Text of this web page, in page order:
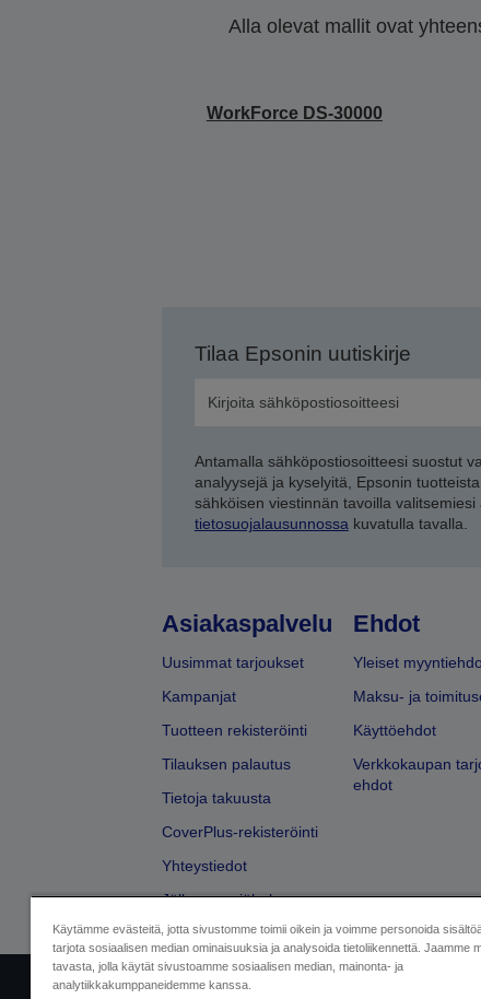
Alla olevat mallit ovat
WorkForce DS-30000
Tilaa Epsonin uutiskirje
Antamalla sähköpostiosoitteesi suostut
analyysejä ja kyselyitä, Epsonin
sähköisen viestinnän tavoilla
tietosuojalausunnossa kuvatulla tavalla.
Asiakaspalvelu
Uusimmat tarjoukset
Kampanjat
Tuotteen rekisteröinti
Tilauksen palautus
Tietoja takuusta
CoverPlus-rekisteröinti
Yhteystiedot
Jälleenmyyjähaku
Ehdot
Yleiset
Maksu- ja
Käyttöehdot
Verkkokaupan
ehdot
Yritystiedot
Käytämme evästeitä, jotta sivustomme toimii oikein ja voimme personoida
tarjota sosiaalisen median ominaisuuksia ja analysoida tietoliikennettä. Jaamme
tavasta, jolla käytät sivustoamme sosiaalisen median, mainonta- ja
analytiikkakumppaneidemme kanssa.